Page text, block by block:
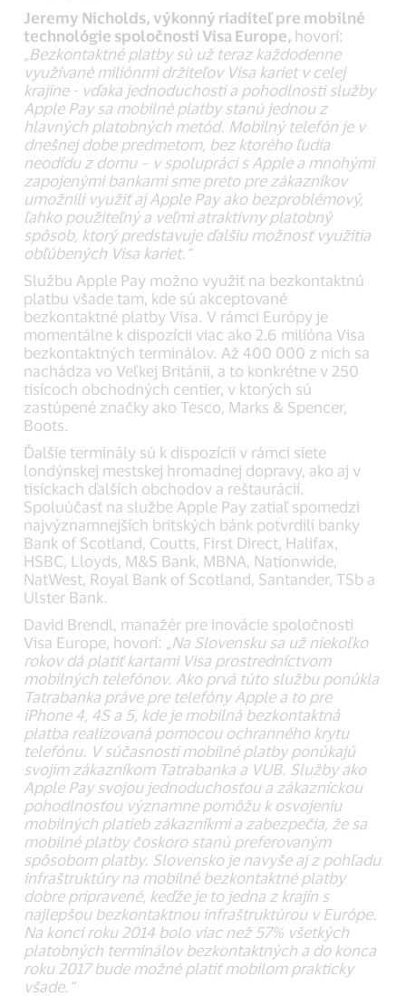
Jeremy Nicholds, výkonný riaditeľ pre mobilné
technológie spoločnosti Visa Europe, hovorí:
„Bezkontaktné platby sú už teraz každodenne
využívané miliónmi držiteľov Visa kariet v celej
krajine - vďaka jednoduchosti a pohodlnosti služby
Apple Pay sa mobilné platby stanú jednou z
hlavných platobných metód. Mobilný telefón je v
dnešnej dobe predmetom, bez ktorého ľudia
neodídu z domu – v spolupráci s Apple a mnohými
zapojenými bankami sme preto pre zákazníkov
umožnili využiť aj Apple Pay ako bezproblémový,
ľahko použiteľný a veľmi atraktívny platobný
spôsob, ktorý predstavuje ďalšiu možnosť využitia
obľúbených Visa kariet.“
Službu Apple Pay možno využiť na bezkontaktnú
platbu všade tam, kde sú akceptované
bezkontaktné platby Visa. V rámci Európy je
momentálne k dispozícii viac ako 2.6 milióna Visa
bezkontaktných terminálov. Až 400 000 z nich sa
nachádza vo Veľkej Británii, a to konkrétne v 250
tisícoch obchodných centier, v ktorých sú
zastúpené značky ako Tesco, Marks & Spencer,
Boots.
Ďalšie terminály sú k dispozícii v rámci siete
londýnskej mestskej hromadnej dopravy, ako aj v
tisíckach ďalších obchodov a reštaurácií.
Spoluúčasť na službe Apple Pay zatiaľ spomedzi
najvýznamnejších britských bánk potvrdili banky
Bank of Scotland, Coutts, First Direct, Halifax,
HSBC, Lloyds, M&S Bank, MBNA, Nationwide,
NatWest, Royal Bank of Scotland, Santander, TSb a
Ulster Bank.
David Brendl, manažér pre inovácie spoločnosti
Visa Europe, hovorí: „Na Slovensku sa už niekoľko
rokov dá platiť kartami Visa prostredníctvom
mobilných telefónov. Ako prvá túto službu ponúkla
Tatrabanka práve pre telefóny Apple a to pre
iPhone 4, 4S a 5, kde je mobilná bezkontaktná
platba realizovaná pomocou ochranného krytu
telefónu. V súčasnosti mobilné platby ponúkajú
svojim zákazníkom Tatrabanka a VUB. Služby ako
Apple Pay svojou jednoduchosťou a zákazníckou
pohodlnosťou významne pomôžu k osvojeniu
mobilných platieb zákazníkmi a zabezpečia, že sa
mobilné platby čoskoro stanú preferovaným
spôsobom platby. Slovensko je navyše aj z pohľadu
infraštruktúry na mobilné bezkontaktné platby
dobre pripravené, keďže je to jedna z krajín s
najlepšou bezkontaktnou infraštruktúrou v Európe.
Na konci roku 2014 bolo viac než 57% všetkých
platobných terminálov bezkontaktných a do konca
roku 2017 bude možné platiť mobilom prakticky
všade.“